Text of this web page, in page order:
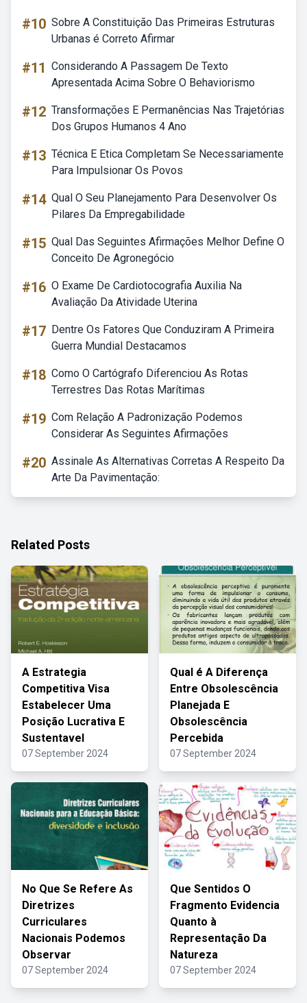
#10 Sobre A Constituição Das Primeiras Estruturas
Urbanas é Correto Afirmar
#11 Considerando A Passagem De Texto
Apresentada Acima Sobre O Behaviorismo
#12 Transformações E Permanências Nas Trajetórias
Dos Grupos Humanos 4 Ano
#13 Técnica E Etica Completam Se Necessariamente
Para Impulsionar Os Povos
#14 Qual O Seu Planejamento Para Desenvolver Os
Pilares Da Empregabilidade
#15 Qual Das Seguintes Afirmações Melhor Define O
Conceito De Agronegócio
#16 O Exame De Cardiotocografia Auxilia Na
Avaliação Da Atividade Uterina
#17 Dentre Os Fatores Que Conduziram A Primeira
Guerra Mundial Destacamos
#18 Como O Cartógrafo Diferenciou As Rotas
Terrestres Das Rotas Marítimas
#19 Com Relação A Padronização Podemos
Considerar As Seguintes Afirmações
#20 Assinale As Alternativas Corretas A Respeito Da
Arte Da Pavimentação:
Related Posts
A Estrategia
Competitiva Visa
Estabelecer Uma
Posição Lucrativa E
Sustentavel
07 September 2024
Qual é A Diferença
Entre Obsolescência
Planejada E
Obsolescência
Percebida
07 September 2024
No Que Se Refere As
Diretrizes
Curriculares
Nacionais Podemos
Observar
07 September 2024
Que Sentidos O
Fragmento Evidencia
Quanto à
Representação Da
Natureza
07 September 2024